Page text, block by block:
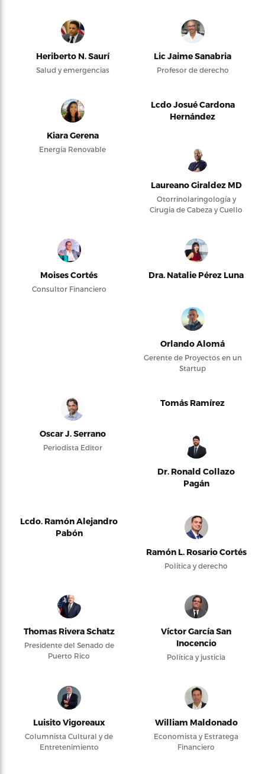
Heriberto N. Saurí
Salud y emergencias
Lic Jaime Sanabria
Profesor de derecho
Kiara Gerena
Energía Renovable
Lcdo Josué Cardona
Hernández
Laureano Giraldez MD
Otorrinolaringología y
Cirugía de Cabeza y Cuello
Moises Cortés
Consultor Financiero
Dra. Natalie Pérez Luna
Orlando Alomá
Gerente de Proyectos en un
Startup
Oscar J. Serrano
Periodista Editor
Tomás Ramírez
Dr. Ronald Collazo
Pagán
Lcdo. Ramón Alejandro
Pabón
Ramón L. Rosario Cortés
Política y derecho
Thomas Rivera Schatz
Presidente del Senado de
Puerto Rico
Víctor García San
Inocencio
Política y justicia
Luisito Vigoreaux
Columnista Cultural y de
Entretenimiento
William Maldonado
Economista y Estratega
Financiero